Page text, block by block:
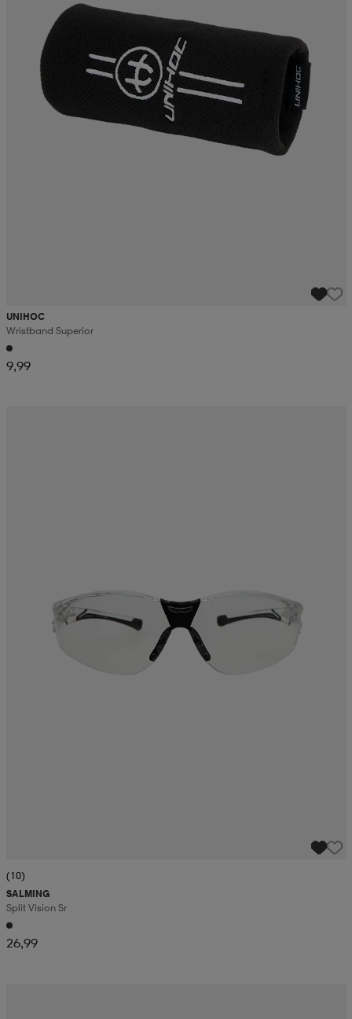
UNIHOC
Wristband Superior
9,99
(10)
SALMING
Split Vision Sr
26,99